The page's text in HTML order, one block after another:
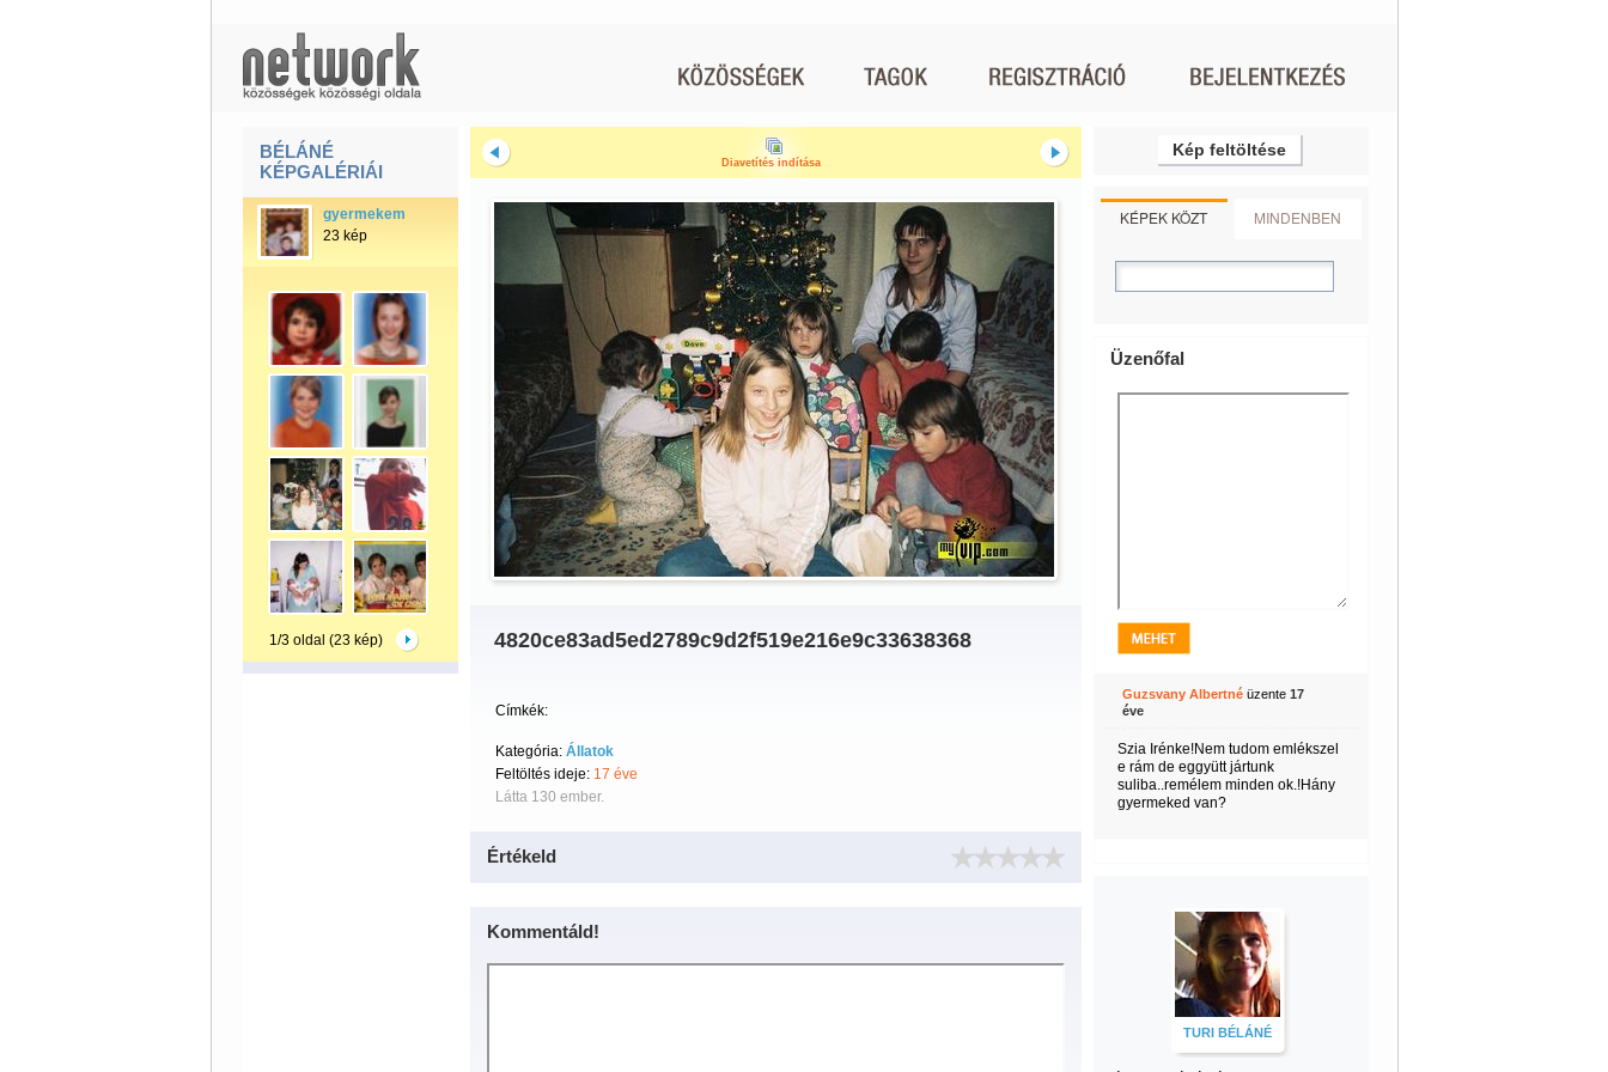
BÉLÁNÉ
KÉPGALÉRIÁI
gyermekem
23 kép
1/3 oldal (23 kép)
Diavetítés indítása
4820ce83ad5ed2789c9d2f519e216e9c33638368
Címkék:
Kategória: Állatok
Feltöltés ideje: 17 éve
Látta 130 ember.
Értékeld
Kommentáld!
Kép feltöltése
KÉPEK KÖZT MINDENBEN
Üzenőfal
Guzsvany Albertnéüzente 17
éve
Szia Irénke!Nem tudom emlékszel
e rám de eggyütt jártunk
suliba..remélem minden ok.!Hány
gyermeked van?
TURI BÉLÁNÉ